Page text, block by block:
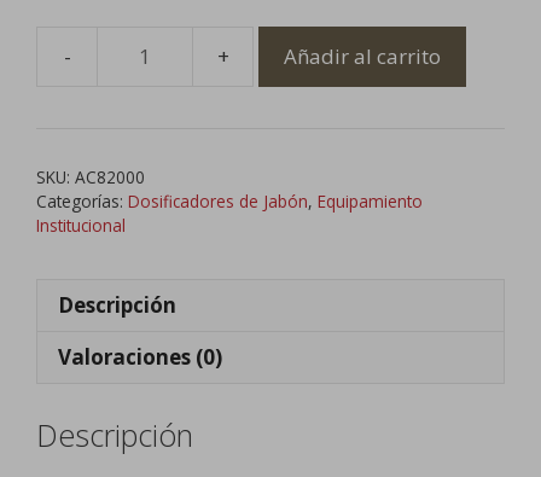
Dosificador
Clásico
cantidad
Añadir al carrito
SKU: AC82000
Categorías: Dosificadores de Jabón, Equipamiento
Institucional
Descripción
Valoraciones (0)
Descripción